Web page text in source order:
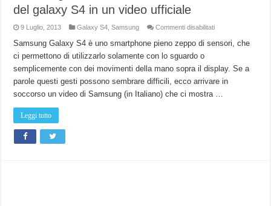
del galaxy S4 in un video ufficiale
9 Luglio, 2013 Galaxy S4 ,Samsung Commenti disabilitatisu
Italia
mostra
“Air
Gesture”
del
S4
Samsung Galaxy S4 è uno smartphone pieno zeppo di sensori, che
ci permettono di utilizzarlo solamente con lo sguardo o
semplicemente con dei movimenti della mano sopra il display. Se a
parole questi gesti possono sembrare difficili, ecco arrivare in
soccorso un video di Samsung (in Italiano) che ci mostra …
Leggi tutto